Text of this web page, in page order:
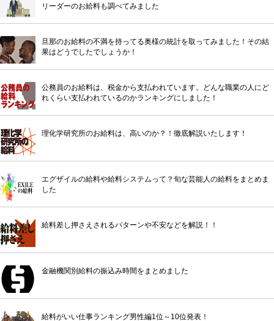
リーダーのお給料も調べてみました
旦那のお給料の不満を持ってる奥様の統計を取ってみました！その結
果はどうでしたでしょうか！
公務員のお給料は、税金から支払われています。どんな職業の人にど
れくらい支払われているのかランキングにしました！
理化学研究所のお給料は、高いのか？！徹底解説いたします！
エグザイルの給料や給料システムって？旬な芸能人の給料をまとめま
した
給料差し押さえされるパターンや不安などを解説！！
金融機関別給料の振込み時間をまとめました
給料がいい仕事ランキング男性編1位～10位発表！